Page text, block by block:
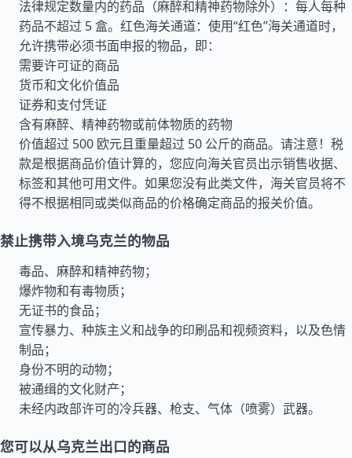
法律规定数量内的药品（麻醉和精神药物除外）：每人每种
药品不超过 5 盒。红色海关通道：使用“红色”海关通道时，
允许携带必须书面申报的物品，即：
需要许可证的商品
货币和文化价值品
证券和支付凭证
含有麻醉、精神药物或前体物质的药物
价值超过 500 欧元且重量超过 50 公斤的商品。请注意！税
款是根据商品价值计算的，您应向海关官员出示销售收据、
标签和其他可用文件。如果您没有此类文件，海关官员将不
得不根据相同或类似商品的价格确定商品的报关价值。
禁止携带入境乌克兰的物品
毒品、麻醉和精神药物；
爆炸物和有毒物质；
无证书的食品；
宣传暴力、种族主义和战争的印刷品和视频资料，以及色情
制品；
身份不明的动物；
被通缉的文化财产；
未经内政部许可的冷兵器、枪支、气体（喷雾）武器。
您可以从乌克兰出口的商品